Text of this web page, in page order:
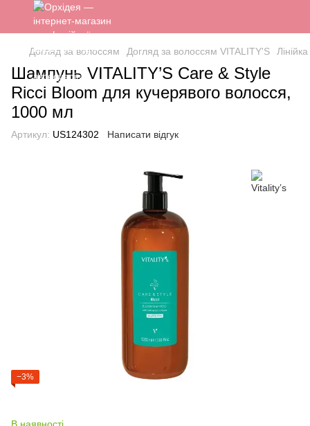
Догляд за волоссям Догляд за волоссям VITALITY'S
Шампунь VITALITY’S Care & Style
Ricci Bloom для кучерявого волосся,
1000 мл
Артикул: US124302 Написати відгук
−3%
В наявності